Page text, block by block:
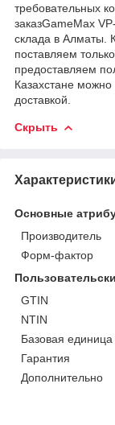
требовательных
заказGameMax
склада в Алматы.
поставляем
предоставляем
Казахстане
доставкой.
Скрыть
Основные
Производитель
Форм-фактор
GTIN
NTIN
Базовая единица
Гарантия
Дополнительно